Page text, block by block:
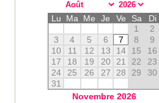
Lu Ma Me Je Ve Sa
Di
1
2
3
4 5 6 7 8
9
10
11 12 13 14 15
16
17
18 19 20 21 22
23
24
25 26 27 28 29
30
31
Novembre 2026